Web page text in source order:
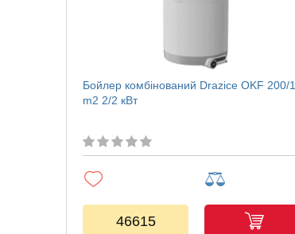
Бойлер комбінований Drazice OKF 200/1
m2 2/2 кВт
46615